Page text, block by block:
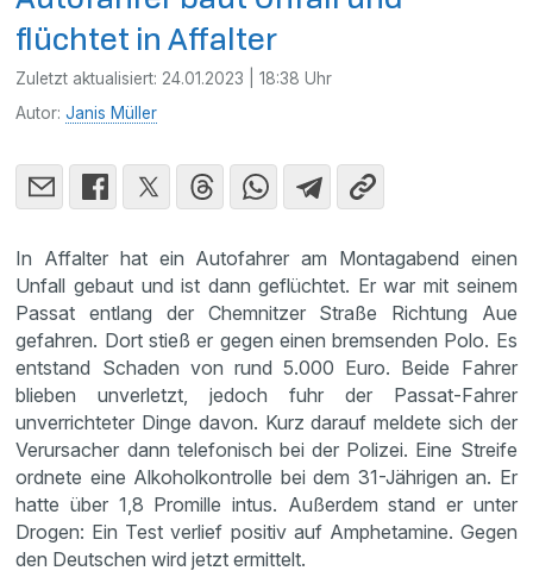
flüchtet in Affalter
Zuletzt aktualisiert: 24.01.2023 | 18:38 Uhr
Autor:Janis Müller
In Affalter hat ein Autofahrer am Montagabend einen
Unfall gebaut und ist dann geflüchtet. Er war mit seinem
Passat entlang der Chemnitzer Straße Richtung Aue
gefahren. Dort stieß er gegen einen bremsenden Polo. Es
entstand Schaden von rund 5.000 Euro. Beide Fahrer
blieben unverletzt, jedoch fuhr der Passat-Fahrer
unverrichteter Dinge davon. Kurz darauf meldete sich der
Verursacher dann telefonisch bei der Polizei. Eine Streife
ordnete eine Alkoholkontrolle bei dem 31-Jährigen an. Er
hatte über 1,8 Promille intus. Außerdem stand er unter
Drogen: Ein Test verlief positiv auf Amphetamine. Gegen
den Deutschen wird jetzt ermittelt.